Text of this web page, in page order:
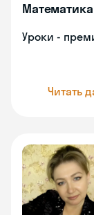
Математика
Уроки -
Читать